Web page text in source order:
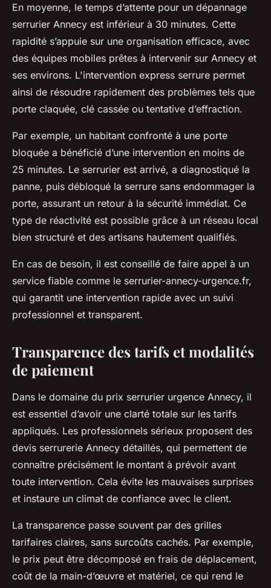
En moyenne, le temps d’attente pour un dépannage
serrurier Annecy est inférieur à 30 minutes. Cette
rapidité s’appuie sur une organisation efficace, avec
des équipes mobiles prêtes à intervenir sur Annecy et
ses environs. L'intervention express serrure permet
ainsi de résoudre rapidement des problèmes tels que
porte claquée, clé cassée ou tentative d’effraction.
Par exemple, un habitant confronté à une porte
bloquée a bénéficié d’une intervention en moins de
25 minutes. Le serrurier est arrivé, a diagnostiqué la
panne, puis débloqué la serrure sans endommager la
porte, assurant un retour à la sécurité immédiat. Ce
type de réactivité est possible grâce à un réseau local
bien structuré et des artisans hautement qualifiés.
En cas de besoin, il est conseillé de faire appel à un
service fiable comme le serrurier-annecy-urgence.fr,
qui garantit une intervention rapide avec un suivi
professionnel et transparent.
Transparence des tarifs et modalités
de paiement
Dans le domaine du prix serrurier urgence Annecy, il
est essentiel d’avoir une clarté totale sur les tarifs
appliqués. Les professionnels sérieux proposent des
devis serrurerie Annecy détaillés, qui permettent de
connaître précisément le montant à prévoir avant
toute intervention. Cela évite les mauvaises surprises
et instaure un climat de confiance avec le client.
La transparence passe souvent par des grilles
tarifaires claires, sans surcoûts cachés. Par exemple,
le prix peut être décomposé en frais de déplacement,
coût de la main-d’œuvre et matériel, ce qui rend le